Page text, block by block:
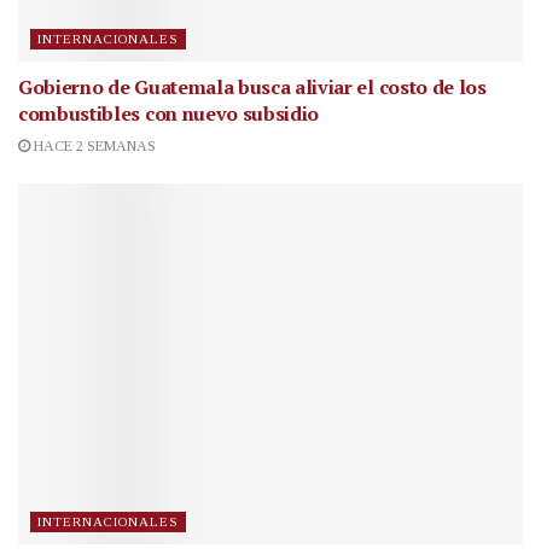
INTERNACIONALES
Gobierno de Guatemala busca aliviar el costo de los
combustibles con nuevo subsidio
HACE 2 SEMANAS
INTERNACIONALES